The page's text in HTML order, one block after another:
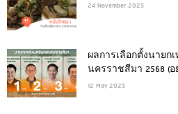
24 November 2025
ผลการเลือกตั้งนายก
นครราชสีมา 2568 (อ
12 May 2025